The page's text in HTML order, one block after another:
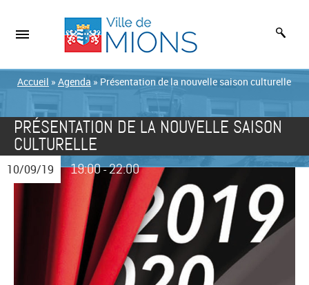
Accueil » Agenda » Présentation de la nouvelle saison culturelle
PRÉSENTATION DE LA NOUVELLE SAISON
CULTURELLE
10/09/19 19:00-22:00